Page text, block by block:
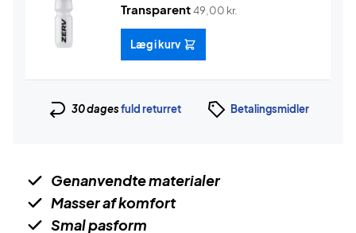
Transparent49,00 kr.
Læg i kurv
30 dagesfuld returret Betalingsmidler
Genanvendte materialer
Masser af komfort
Smal pasform